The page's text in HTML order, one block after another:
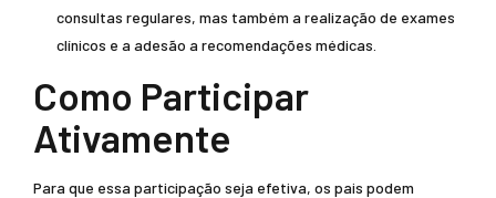
consultas regulares, mas também a realização de exames
clínicos e a adesão a recomendações médicas.
Como Participar
Ativamente
Para que essa participação seja efetiva, os pais podem